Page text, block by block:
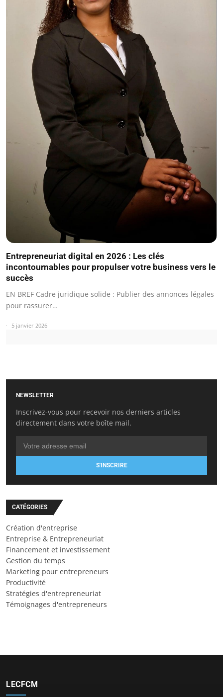
Entrepreneuriat digital en 2026 : Les clés
incontournables pour propulser votre business vers le
succès
EN BREF Cadre juridique solide : Publier des annonces légales
pour rassurer…
5 janvier 2026
NEWSLETTER
Inscrivez-vous pour recevoir nos derniers articles
directement dans votre boîte mail.
S'INSCRIRE
CATÉGORIES
Création d'entreprise
Entreprise & Entrepreneuriat
Financement et investissement
Gestion du temps
Marketing pour entrepreneurs
Productivité
Stratégies d'entrepreneuriat
Témoignages d'entrepreneurs
LECFCM